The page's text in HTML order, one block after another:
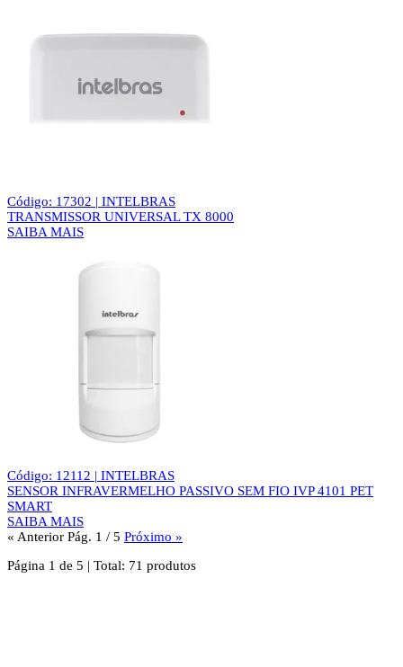
Código: 17302 | INTELBRAS
TRANSMISSOR UNIVERSAL TX 8000
SAIBA MAIS
Código: 12112 | INTELBRAS
SENSOR INFRAVERMELHO PASSIVO SEM FIO IVP 4101 PET
SMART
SAIBA MAIS
« Anterior Pág. 1 / 5 Próximo »
Página 1 de 5 | Total: 71 produtos